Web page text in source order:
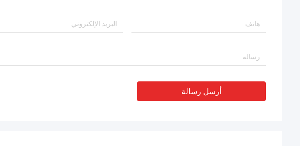
أرسل رسالة